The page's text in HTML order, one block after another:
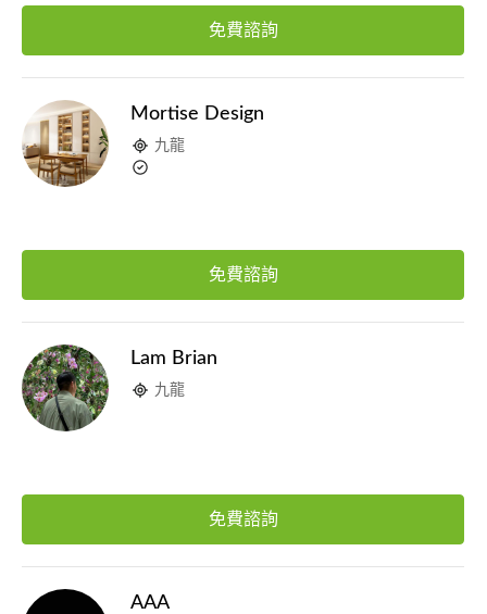
免費諮詢
Mortise Design
九龍
免費諮詢
Lam Brian
九龍
免費諮詢
AAA